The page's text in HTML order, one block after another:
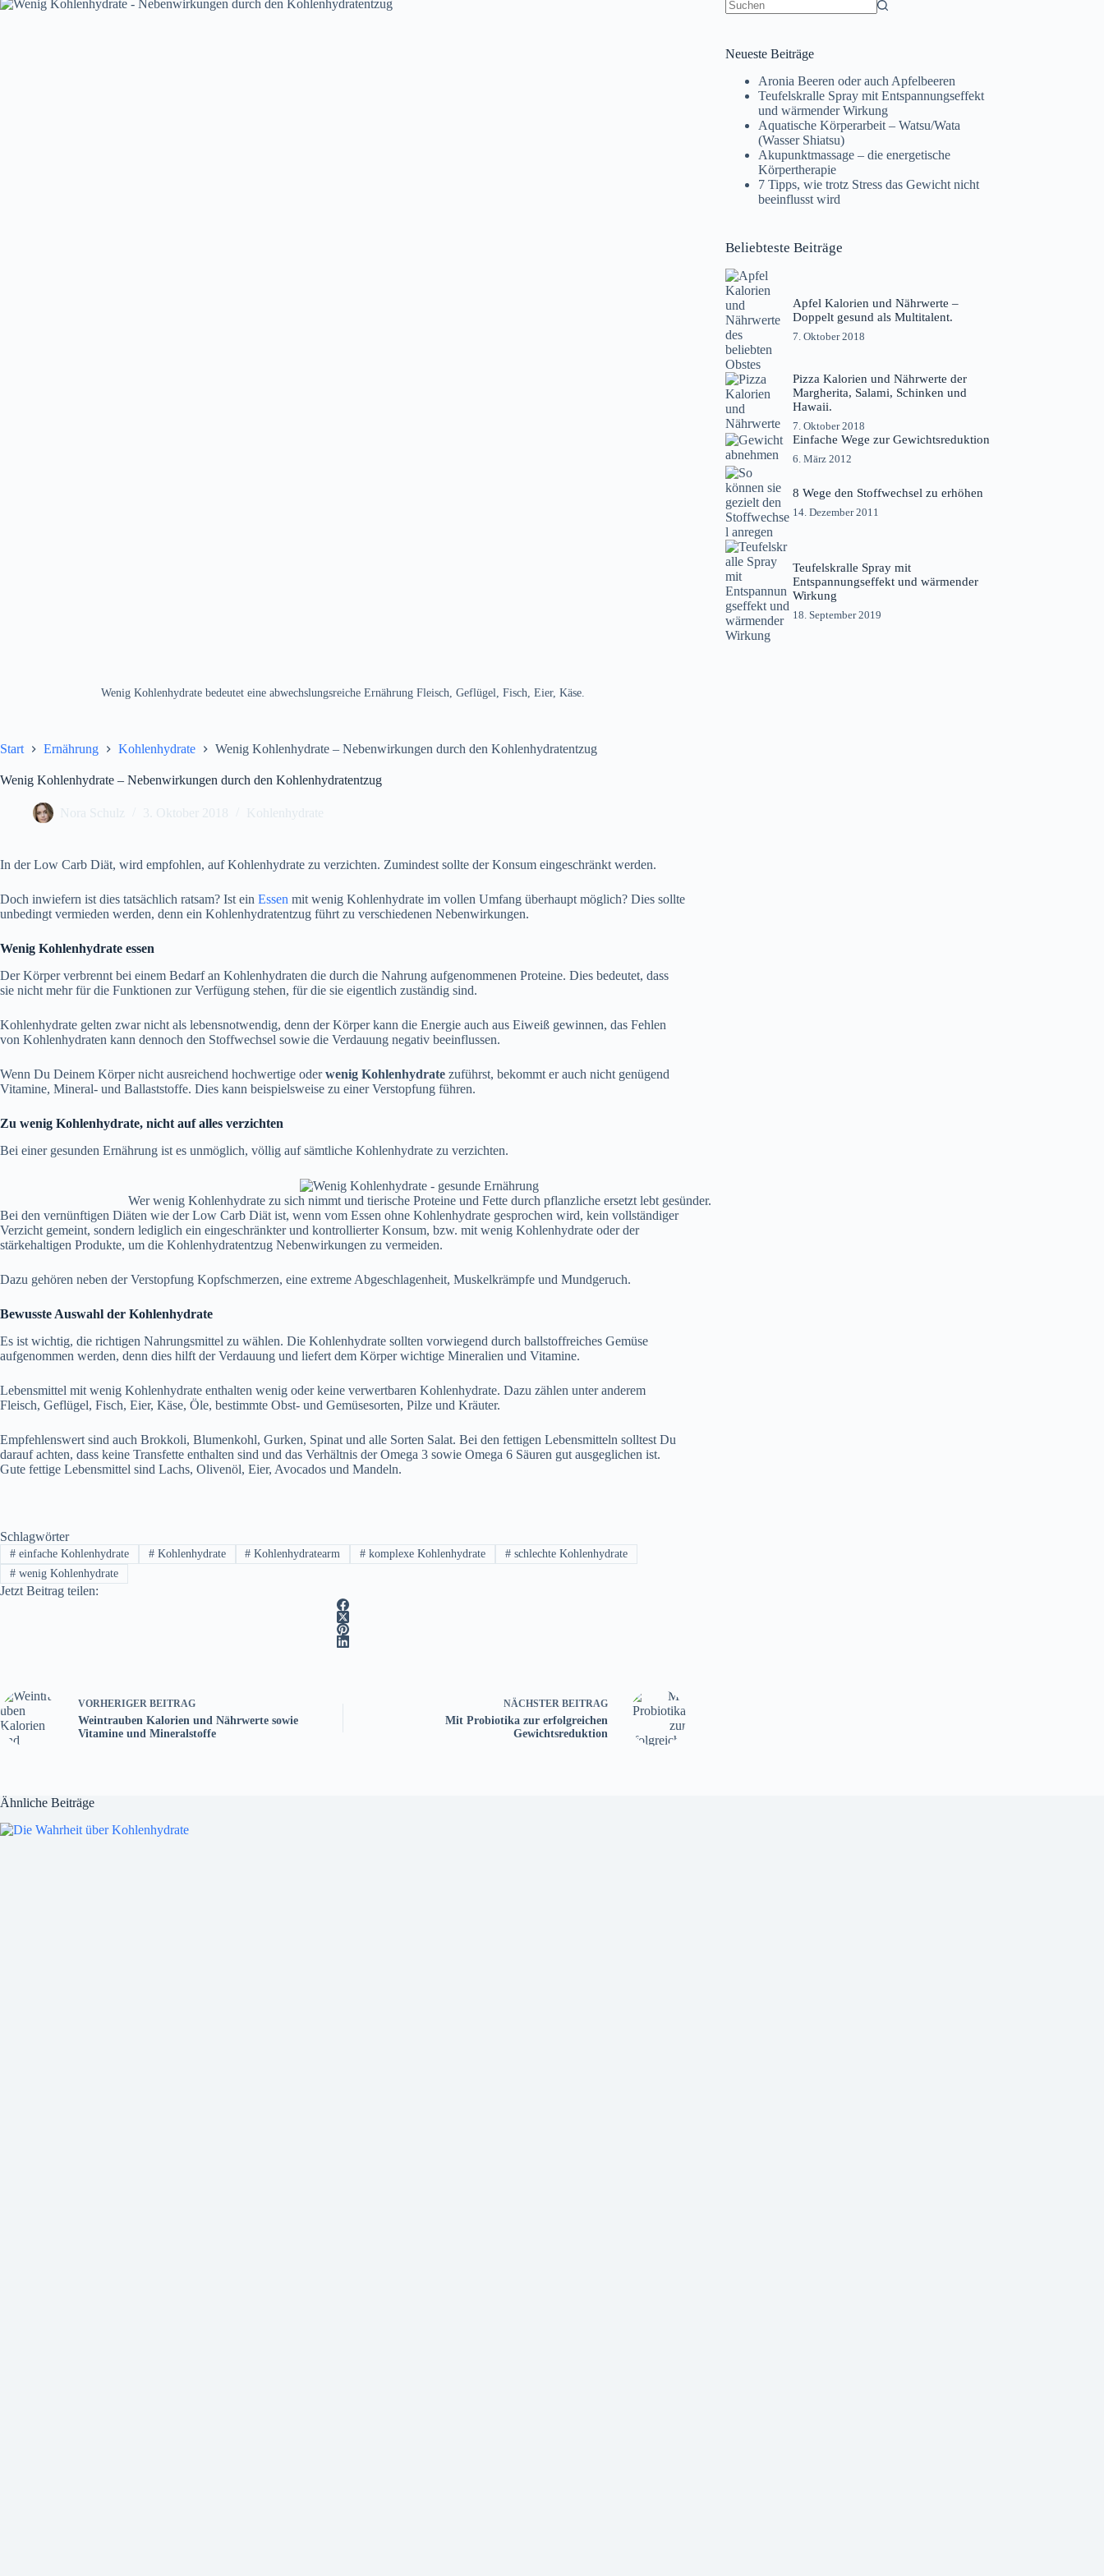
Wenig Kohlenhydrate bedeutet eine abwechslungsreiche Ernährung Fleisch, Geflügel, Fisch, Eier, Käse.
Start Ernährung Kohlenhydrate Wenig Kohlenhydrate – Nebenwirkungen durch den Kohlenhydratentzug
Wenig Kohlenhydrate – Nebenwirkungen durch den Kohlenhydratentzug
Nora Schulz 3. Oktober 2018 Kohlenhydrate
In der Low Carb Diät, wird empfohlen, auf Kohlenhydrate zu verzichten. Zumindest sollte der Konsum eingeschränkt werden.
Doch inwiefern ist dies tatsächlich ratsam? Ist ein Essen mit wenig Kohlenhydrate im vollen Umfang überhaupt möglich? Dies sollte
unbedingt vermieden werden, denn ein Kohlenhydratentzug führt zu verschiedenen Nebenwirkungen.
Wenig Kohlenhydrate essen
Der Körper verbrennt bei einem Bedarf an Kohlenhydraten die durch die Nahrung aufgenommenen Proteine. Dies bedeutet, dass
sie nicht mehr für die Funktionen zur Verfügung stehen, für die sie eigentlich zuständig sind.
Kohlenhydrate gelten zwar nicht als lebensnotwendig, denn der Körper kann die Energie auch aus Eiweiß gewinnen, das Fehlen
von Kohlenhydraten kann dennoch den Stoffwechsel sowie die Verdauung negativ beeinflussen.
Wenn Du Deinem Körper nicht ausreichend hochwertige oderwenig Kohlenhydrate zuführst, bekommt er auch nicht genügend
Vitamine, Mineral- und Ballaststoffe. Dies kann beispielsweise zu einer Verstopfung führen.
Zu wenig Kohlenhydrate, nicht auf alles verzichten
Bei einer gesunden Ernährung ist es unmöglich, völlig auf sämtliche Kohlenhydrate zu verzichten.
Wer wenig Kohlenhydrate zu sich nimmt und tierische Proteine und Fette durch pflanzliche ersetzt lebt gesünder.
Bei den vernünftigen Diäten wie derLow Carb Diät ist, wenn vom Essen ohne Kohlenhydrate gesprochen wird, kein vollständiger
Verzicht gemeint, sondern lediglich ein eingeschränkter und kontrollierter Konsum, bzw. mit wenig Kohlenhydrate oder der
stärkehaltigen Produkte, um die Kohlenhydratentzug Nebenwirkungen zu vermeiden.
Dazu gehören neben derVerstopfung Kopfschmerzen, eine extreme Abgeschlagenheit, Muskelkrämpfe und Mundgeruch.
Bewusste Auswahl der Kohlenhydrate
Es ist wichtig, die richtigen Nahrungsmittel zu wählen. Die Kohlenhydrate sollten vorwiegend durch ballstoffreiches Gemüse
aufgenommen werden, denn dies hilft der Verdauung und liefert dem Körper wichtige Mineralien und Vitamine.
Lebensmittel mit wenig Kohlenhydrate enthalten wenig oder keine verwertbaren Kohlenhydrate. Dazu zählen unter anderem
Fleisch, Geflügel, Fisch, Eier, Käse, Öle, bestimmte Obst- und Gemüsesorten, Pilze und Kräuter.
Empfehlenswert sind auch Brokkoli, Blumenkohl, Gurken, Spinat und alle Sorten Salat. Bei den fettigen Lebensmitteln solltest Du
darauf achten, dass keine Transfette enthalten sind und das Verhältnis der Omega 3 sowie Omega 6 Säuren gut ausgeglichen ist.
Gute fettige Lebensmittel sind Lachs, Olivenöl, Eier, Avocados und Mandeln.
Schlagwörter
#einfache Kohlenhydrate #Kohlenhydrate # Kohlenhydratearm # komplexe Kohlenhydrate # schlechte Kohlenhydrate
#wenig Kohlenhydrate
Jetzt Beitrag teilen:
VORHERIGER BEITRAG
Weintrauben Kalorien und Nährwerte sowie
Vitamine und Mineralstoffe
NÄCHSTER BEITRAG
Mit Probiotika zur erfolgreichen
Gewichtsreduktion
Neueste Beiträge
Aronia Beeren oder auch Apfelbeeren
Teufelskralle Spray mit Entspannungseffekt
und wärmender Wirkung
Aquatische Körperarbeit – Watsu/Wata
(Wasser Shiatsu)
Akupunktmassage – die energetische
Körpertherapie
7 Tipps, wie trotz Stress das Gewicht nicht
beeinflusst wird
Beliebteste Beiträge
Apfel Kalorien und Nährwerte –
Doppelt gesund als Multitalent.
7. Oktober 2018
Pizza Kalorien und Nährwerte der
Margherita, Salami, Schinken und
Hawaii.
7. Oktober 2018
Einfache Wege zur Gewichtsreduktion
6. März 2012
8 Wege den Stoffwechsel zu erhöhen
14. Dezember 2011
Teufelskralle Spray mit
Entspannungseffekt und wärmender
Wirkung
18. September 2019
Ähnliche Beiträge